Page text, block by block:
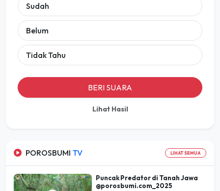
Sudah
Belum
Tidak Tahu
BERI SUARA
Lihat Hasil
POROSBUMI TV LIHAT SEMUA
Puncak Predator di Tanah Jawa
@porosbumi.com_2025